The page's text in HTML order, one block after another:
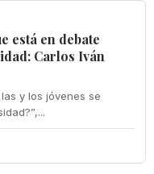
está en debate
Carlos Iván
y los jóvenes se